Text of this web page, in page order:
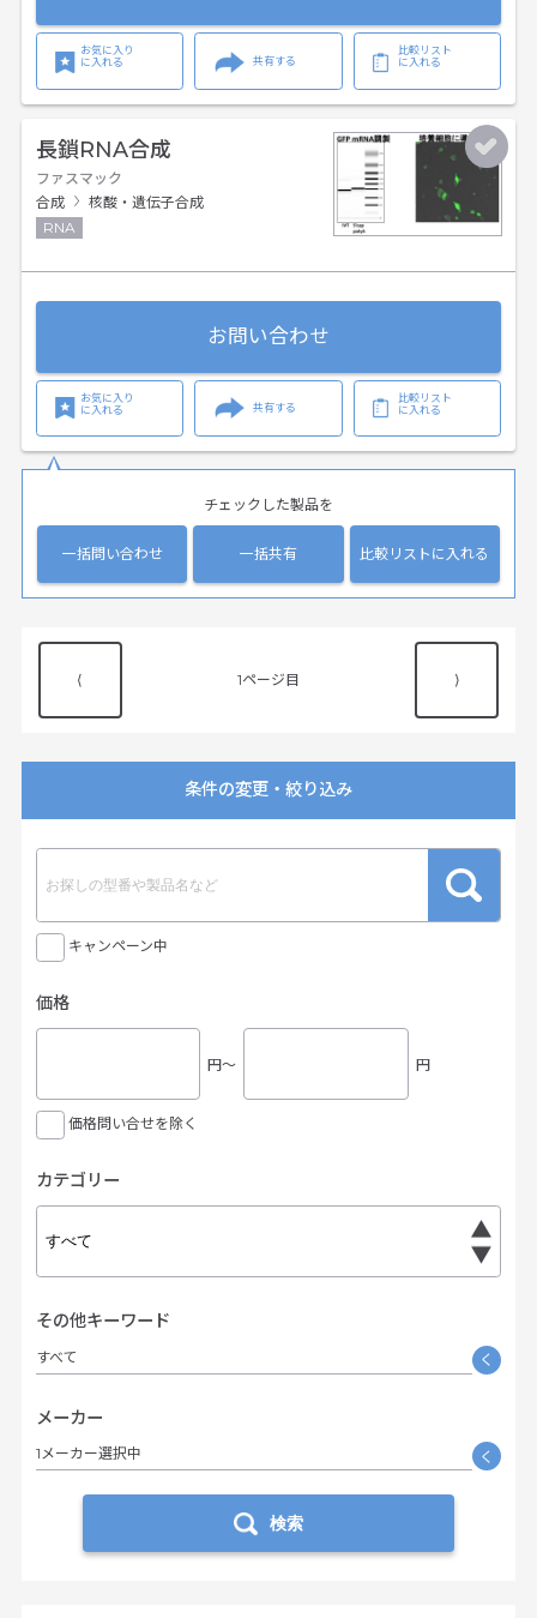
お気に入り
に入れる
共有する
比較リスト
に入れる
長鎖RNA合成
ファスマック
合成
核酸・遺伝子合成
RNA
お問い合わせ
お気に入り
に入れる
共有する
比較リスト
に入れる
チェックした製品を
一括問い合わせ 一括共有 比較リストに入れる
⟨ 1 ⟩
条件の変更・絞り込み
キャンペーン中
価格
円〜 円
価格問い合せを除く
カテゴリー
その他キーワード
すべて く
メーカー
1メーカー選択中 く
検索